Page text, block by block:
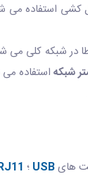
کشی استفاده می
در شبکه کلی
شبکه استفاده می
هایUSB ؛